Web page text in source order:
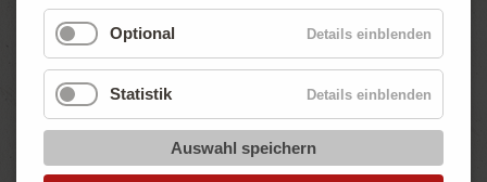
Optional Details einblenden
Statistik Details einblenden
Auswahl speichern